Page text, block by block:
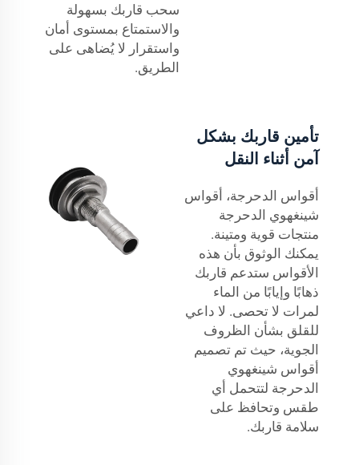
سحب قاربك بسهولة
والاستمتاع بمستوى أمان
واستقرار لا يُضاهى على
الطريق.
تأمين قاربك بشكل
آمن أثناء النقل
أقواس الدحرجة، أقواس
شينغهوي الدحرجة
منتجات قوية ومتينة.
يمكنك الوثوق بأن هذه
الأقواس ستدعم قاربك
ذهابًا وإيابًا من الماء
لمرات لا تحصى. لا داعي
للقلق بشأن الظروف
الجوية، حيث تم تصميم
أقواس شينغهوي
الدحرجة لتتحمل أي
طقس وتحافظ على
سلامة قاربك.